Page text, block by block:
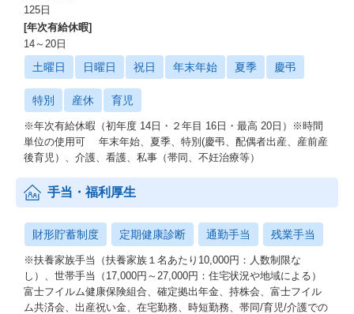
125日
[年次有給休暇]
14～20日
土曜日 日曜日 祝日 年末年始 夏季 慶弔
特別 産休 育児
※年次有給休暇（初年度 14日・２年目 16日・最高 20日）※時間
単位の使用可 年末年始、夏季、特別(慶弔、配偶者出産、産前産
後育児）、介護、看護、私事（帯同、不妊治療等）
手当・福利厚生
財形貯蓄制度 定期健康診断 通勤手当 残業手当
※扶養家族手当（扶養家族１名あたり10,000円：人数制限な
し）、世帯手当（17,000円～27,000円：住宅状況や地域による）
富士フイルム健康保険組合、確定拠出年金、持株会、富士フイル
ム共済会、出産祝い金、在宅勤務、時短勤務、帯同/育児/介護での